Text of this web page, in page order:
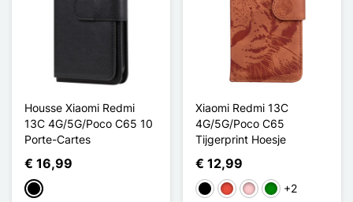
Housse Xiaomi Redmi
13C 4G/5G/Poco C65 10
Porte-Cartes
€ 16,99
Zwart
Xiaomi Redmi 13C
4G/5G/Poco C65
Tijgerprint Hoesje
€ 12,99
ZwartRoodRozeGroen
+2